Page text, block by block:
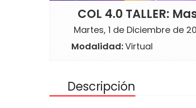
COL 4.0 TALLER:
Martes, 1 de Diciembre de
Modalidad:Virtual
Descripción